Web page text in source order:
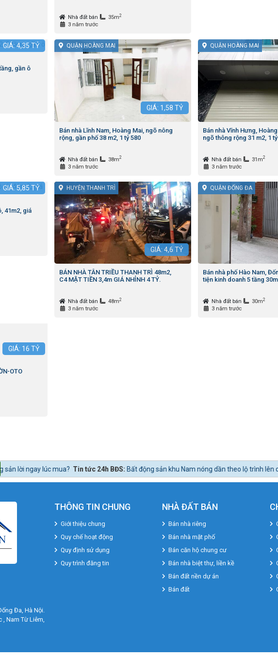
Nhà đất bán 35m2
3 năm trước
GIÁ:4,35 TỶ
gần ô
QUẬN HOÀNG MAI
GIÁ: 1,58 TỶ
Bán nhà Lĩnh Nam, Hoàng Mai, ngõ nông
rộng, gần phố 38 m2, 1 tỷ 580
Nhà đất bán 38m2
3 năm trước
QUẬN HOÀNG MAI
Bán nhà Vĩnh Hưng,
ngõ thông rộng 31 m2, 1
Nhà đất bán 31m2
3 năm trước
GIÁ:5,85TỶ
41m2, giá
HUYỆN THANH TRÌ
GIÁ: 4,6 TỶ
BÁN NHÀ TÂN TRIỀU THANH TRÌ 48m2,
C4 MẶT TIỀN 3,4m GIÁ NHỈNH 4 TỶ.
Nhà đất bán 48m2
3 năm trước
QUẬN ĐỐNG ĐA
Bán nhà phố Hào Nam,
tiện kinh doanh 5 tầng
Nhà đất bán 30m2
3 năm trước
GIÁ: 16 TỶ
OTO
Tin tức 24h BĐS:Bất động sản khu Nam nóng dần theo lộ trình lên quận Nhà Bè.
Đa, Hà Nội.
Nam Từ Liêm,
THÔNG TIN CHUNG
Giới thiệu chung
Quy chế hoạt động
Quy định sử dụng
Quy trình đăng tin
NHÀ ĐẤT BÁN
Bán nhà riêng
Bán nhà mặt phố
Bán căn hộ chung cư
Bán nhà biệt thự, liền kề
Bán đất nền dự án
Bán đất